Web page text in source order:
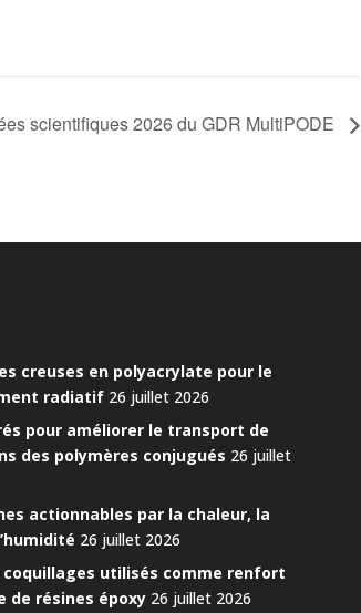
scientifiques 2026 du GDR MultiPODE
creuses en polyacrylate pour le
radiatif 26 juillet 2026
pour améliorer le transport de
des polymères conjugués 26 juillet
actionnables par la chaleur, la
26 juillet 2026
coquillages utilisés comme renfort
de résines époxy 26 juillet 2026